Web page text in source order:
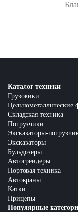
Каталог техники
Грузовики
Цельнометаллические
Складская техника
Погрузчики
Экскаваторы-
Экскаваторы
Бульдозеры
Автогрейдеры
Портовая техника
Автокраны
Катки
Прицепы
Популярные